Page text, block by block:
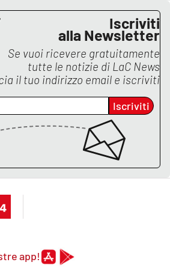
Iscriviti
alla Newsletter
Se vuoi ricevere gratuitamente
tutte le notizie di LaC News
il tuo indirizzo email e iscriviti
Iscriviti
app!